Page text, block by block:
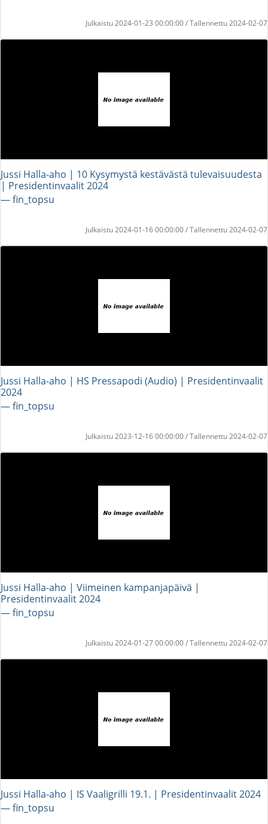
Julkaistu 2024-01-23 00:00:00 / Tallennettu 2024-02-07
Jussi Halla-aho | 10 Kysymystä kestävästä tulevaisuudesta
| Presidentinvaalit 2024
― fin_topsu
Julkaistu 2024-01-16 00:00:00 / Tallennettu 2024-02-07
Jussi Halla-aho | HS Pressapodi (Audio) | Presidentinvaalit
2024
― fin_topsu
Julkaistu 2023-12-16 00:00:00 / Tallennettu 2024-02-07
Jussi Halla-aho | Viimeinen kampanjapäivä |
Presidentinvaalit 2024
― fin_topsu
Julkaistu 2024-01-27 00:00:00 / Tallennettu 2024-02-07
Jussi Halla-aho | IS Vaaligrilli 19.1. | Presidentinvaalit 2024
― fin_topsu